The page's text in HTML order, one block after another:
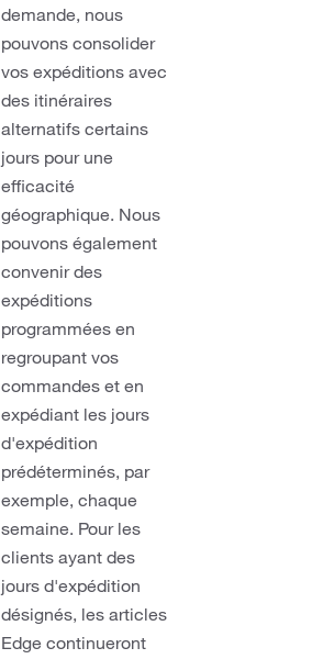
demande, nous
pouvons consolider
vos expéditions avec
des itinéraires
alternatifs certains
jours pour une
efficacité
géographique. Nous
pouvons également
convenir des
expéditions
programmées en
regroupant vos
commandes et en
expédiant les jours
d'expédition
prédéterminés, par
exemple, chaque
semaine. Pour les
clients ayant des
jours d'expédition
désignés, les articles
Edge continueront